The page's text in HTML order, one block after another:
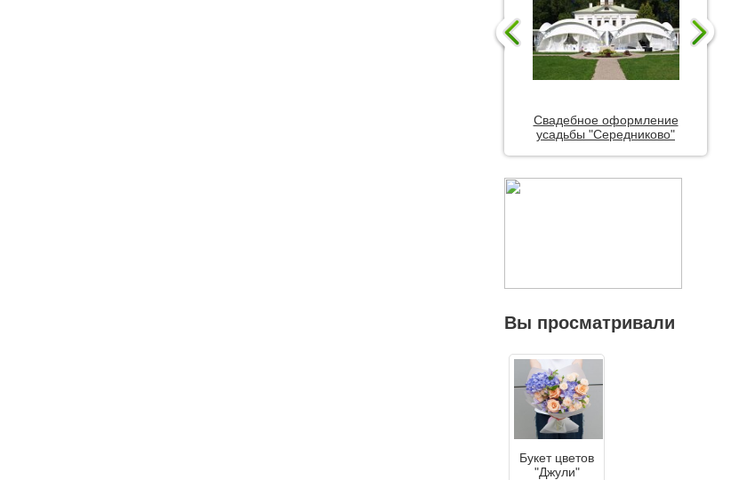
Свадебное оформление
усадьбы "Середниково"
Вы просматривали
Букет цветов
"Джули"